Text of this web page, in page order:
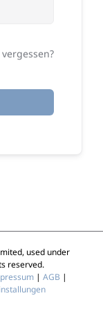
used under
reserved.
| AGB |